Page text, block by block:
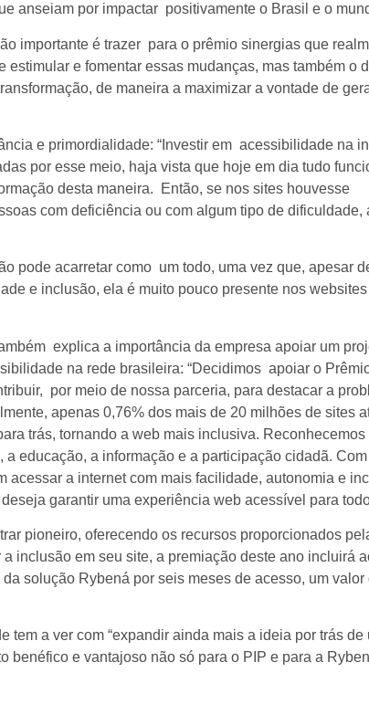
anseiam por impactar positivamente o Brasil e o
importante é trazer para o prêmio sinergias que
e fomentar essas mudanças, mas também o
de maneira a maximizar a vontade de
e primordialidade: “Investir em acessibilidade na
por esse meio, haja vista que hoje em dia tudo
desta maneira. Então, se nos sites houvesse
com deficiência ou com algum tipo de dificuldade,
pode acarretar como um todo, uma vez que, apesar
e inclusão, ela é muito pouco presente nos websites
explica a importância da empresa apoiar um
na rede brasileira: “Decidimos apoiar o
por meio de nossa parceria, para destacar a
apenas 0,76% dos mais de 20 milhões de sites
trás, tornando a web mais inclusiva. Reconhecemos
educação, a informação e a participação cidadã.
a internet com mais facilidade, autonomia e
garantir uma experiência web acessível para
pioneiro, oferecendo os recursos proporcionados
inclusão em seu site, a premiação deste ano incluirá
solução Rybená por seis meses de acesso, um valor
a ver com “expandir ainda mais a ideia por trás de
benéfico e vantajoso não só para o PIP e para a